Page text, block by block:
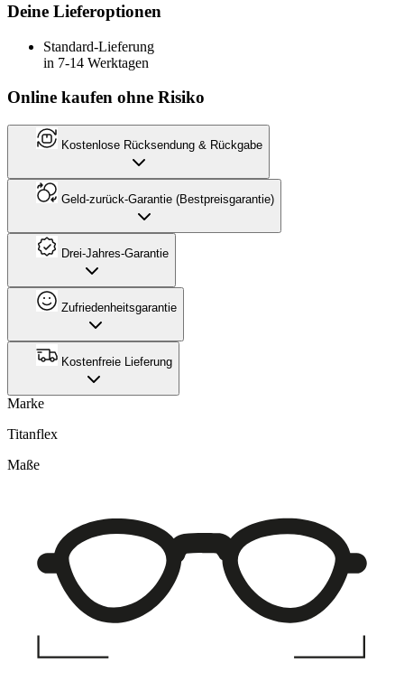
Deine Lieferoptionen
Standard-Lieferung
in 7-14 Werktagen
Online kaufen ohne Risiko
Kostenlose Rücksendung & Rückgabe
Geld-zurück-Garantie (Bestpreisgarantie)
Drei-Jahres-Garantie
Zufriedenheitsgarantie
Kostenfreie Lieferung
Marke
Titanflex
Maße